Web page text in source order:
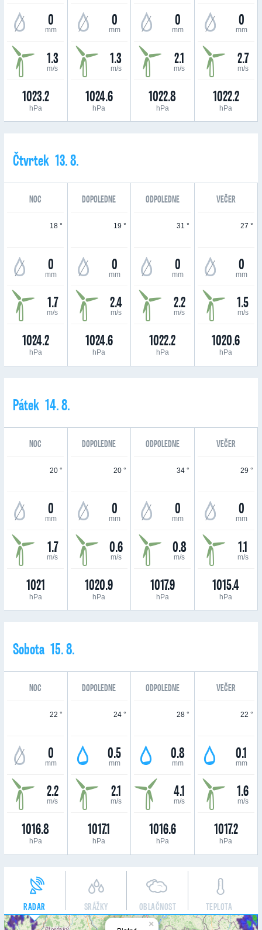
0
mm
1.3
m/s
1023.2
hPa
0
mm
1.3
m/s
1024.6
hPa
0
mm
2.1
m/s
1022.8
hPa
0
mm
2.7
m/s
1022.2
hPa
Čtvrtek 13. 8.
NOC DOPOLEDNE ODPOLEDNE VEČER
18 °
0
mm
1.7
m/s
1024.2
hPa
19 °
0
mm
2.4
m/s
1024.6
hPa
31 °
0
mm
2.2
m/s
1022.2
hPa
27 °
0
mm
1.5
m/s
1020.6
hPa
Pátek 14. 8.
NOC DOPOLEDNE ODPOLEDNE VEČER
20 °
0
mm
1.7
m/s
1021
hPa
20 °
0
mm
0.6
m/s
1020.9
hPa
34 °
0
mm
0.8
m/s
1017.9
hPa
29 °
0
mm
1.1
m/s
1015.4
hPa
Sobota 15. 8.
NOC DOPOLEDNE ODPOLEDNE VEČER
22 °
0
mm
2.2
m/s
1016.8
hPa
24 °
0.5
mm
2.1
m/s
1017.1
hPa
28 °
0.8
mm
4.1
m/s
1016.6
hPa
22 °
0.1
mm
1.6
m/s
1017.2
hPa
RADAR SRÁŽKY OBLAČNOST TEPLOTA
×